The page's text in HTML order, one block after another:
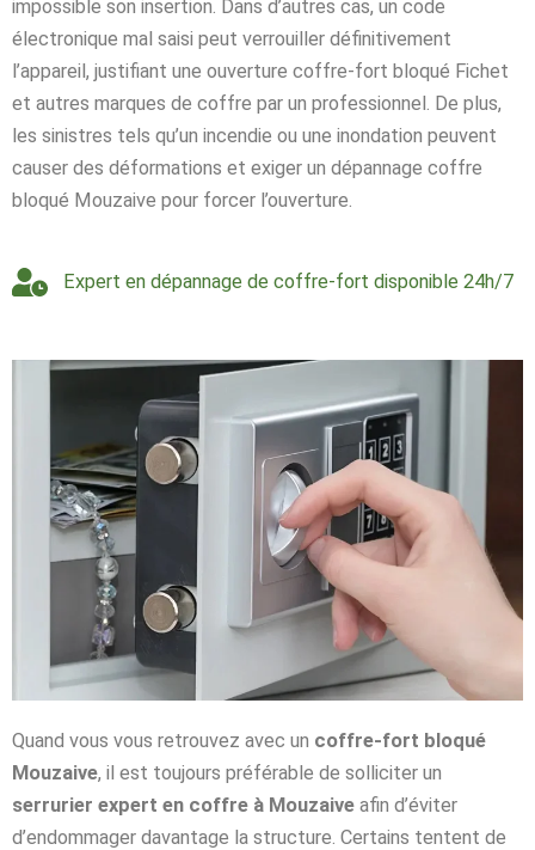
impossible son insertion. Dans d’autres cas, un code
électronique mal saisi peut verrouiller définitivement
l’appareil, justifiant une ouverture coffre-fort bloqué Fichet
et autres marques de coffre par un professionnel. De plus,
les sinistres tels qu’un incendie ou une inondation peuvent
causer des déformations et exiger un dépannage coffre
bloqué Mouzaive pour forcer l’ouverture.
Expert en dépannage de coffre-fort disponible 24h/7
Quand vous vous retrouvez avec un coffre-fort bloqué
Mouzaive, il est toujours préférable de solliciter un
serrurier expert en coffre à Mouzaive afin d’éviter
d’endommager davantage la structure. Certains tentent de